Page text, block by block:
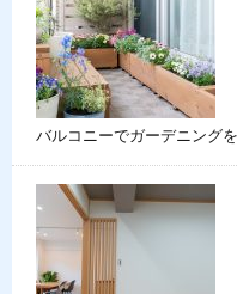
バルコニーでガーデニング